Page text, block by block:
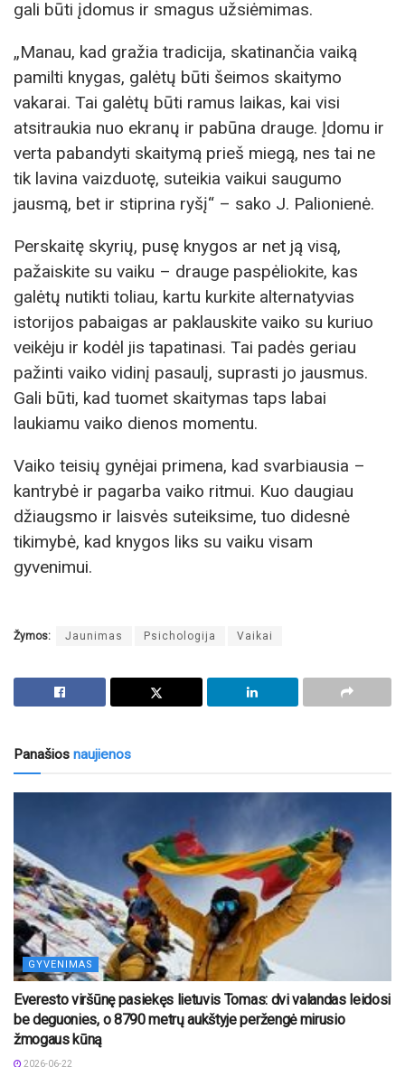
gali būti įdomus ir smagus užsiėmimas.
„Manau, kad gražia tradicija, skatinančia vaiką
pamilti knygas, galėtų būti šeimos skaitymo
vakarai. Tai galėtų būti ramus laikas, kai visi
atsitraukia nuo ekranų ir pabūna drauge. Įdomu ir
verta pabandyti skaitymą prieš miegą, nes tai ne
tik lavina vaizduotę, suteikia vaikui saugumo
jausmą, bet ir stiprina ryšį“ – sako J. Palionienė.
Perskaitę skyrių, pusę knygos ar net ją visą,
pažaiskite su vaiku – drauge paspėliokite, kas
galėtų nutikti toliau, kartu kurkite alternatyvias
istorijos pabaigas ar paklauskite vaiko su kuriuo
veikėju ir kodėl jis tapatinasi. Tai padės geriau
pažinti vaiko vidinį pasaulį, suprasti jo jausmus.
Gali būti, kad tuomet skaitymas taps labai
laukiamu vaiko dienos momentu.
Vaiko teisių gynėjai primena, kad svarbiausia –
kantrybė ir pagarba vaiko ritmui. Kuo daugiau
džiaugsmo ir laisvės suteiksime, tuo didesnė
tikimybė, kad knygos liks su vaiku visam
gyvenimui.
Žymos: Jaunimas Psichologija Vaikai
Panašios naujienos
GYVENIMAS
Everesto viršūnę pasiekęs lietuvis Tomas: dvi valandas leidosi
be deguonies, o 8790 metrų aukštyje peržengė mirusio
žmogaus kūną
2026-06-22